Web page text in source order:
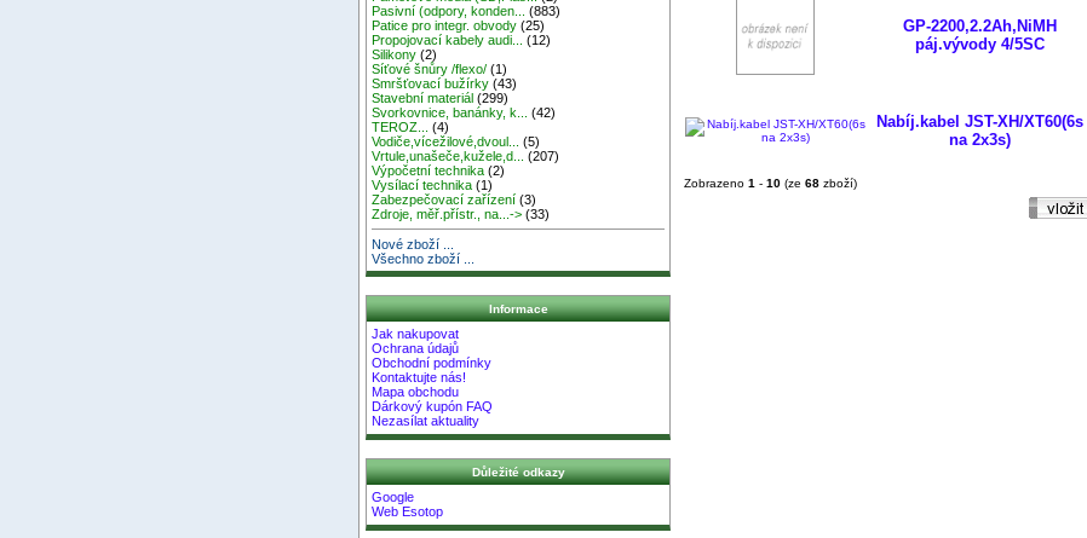
Pasivní (odpory, konden...
(883)
Patice pro integr. obvody (25)
Propojovací kabely audi...
(12)
Silikony (2)
Síťové šnůry /flexo/ (1)
Smršťovací bužírky (43)
Stavební materiál (299)
Svorkovnice, banánky, k...
(42)
TEROZ...
(4)
Vodiče,vícežilové,dvoul...
(5)
Vrtule,unašeče,kužele,d...
(207)
Výpočetní technika (2)
Vysílací technika (1)
Zabezpečovací zařízení (3)
Zdroje, měř.přístr., na...-> (33)
Nové zboží ...
Všechno zboží ...
Informace
Jak nakupovat
Ochrana údajů
Obchodní podmínky
Kontaktujte nás!
Mapa obchodu
Dárkový kupón FAQ
Nezasílat aktuality
Důležité odkazy
Google
Web Esotop
GP-2200,2.2Ah,NiMH
páj.vývody 4/5SC
Nabíj.kabel JST-XH/XT60(6s
na 2x3s)
Zobrazeno 1 - 10 (ze 68 zboží)